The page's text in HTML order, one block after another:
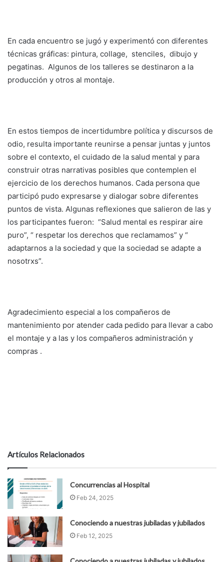
En cada encuentro se jugó y experimentó con diferentes
técnicas gráficas: pintura, collage, stenciles, dibujo y
pegatinas. Algunos de los talleres se destinaron a la
producción y otros al montaje.
En estos tiempos de incertidumbre política y discursos de
odio, resulta importante reunirse a pensar juntas y juntos
sobre el contexto, el cuidado de la salud mental y para
construir otras narrativas posibles que contemplen el
ejercicio de los derechos humanos. Cada persona que
participó pudo expresarse y dialogar sobre diferentes
puntos de vista. Algunas reflexiones que salieron de las y
los participantes fueron: “Salud mental es respirar aire
puro”, “ respetar los derechos que reclamamos” y “
adaptarnos a la sociedad y que la sociedad se adapte a
nosotrxs”.
Agradecimiento especial a los compañeros de
mantenimiento por atender cada pedido para llevar a cabo
el montaje y a las y los compañeros administración y
compras .
Artículos Relacionados
Concurrencias al Hospital
Feb 24, 2025
Conociendo a nuestras jubiladas y jubilados
Feb 12, 2025